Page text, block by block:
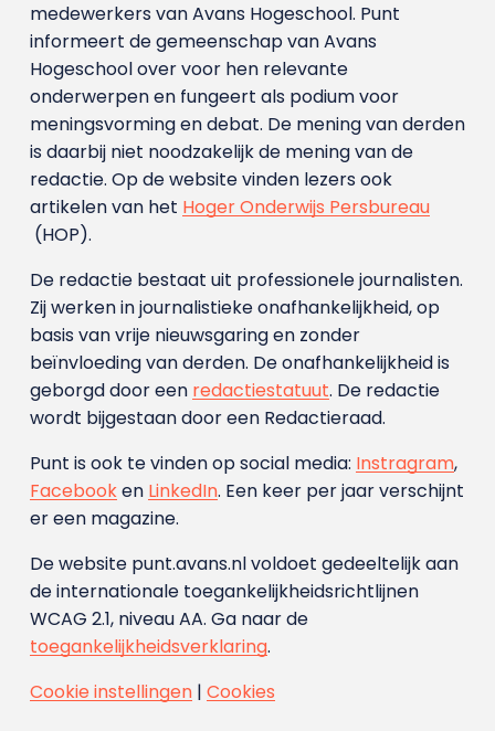
medewerkers van Avans Hoge­school. Punt
informeert de gemeenschap van Avans
Hogeschool over voor hen relevante
onderwerpen en fungeert als podium voor
meningsvorming en debat. De mening van derden
is daarbij niet noodzakelijk de mening van de
redactie. Op de website vinden lezers ook
artikelen van het Hoger Onderwijs Persbureau
(HOP).
De redactie bestaat uit professionele journalisten.
Zij werken in journalistieke onafhankelijkheid, op
basis van vrije nieuwsgaring en zonder
beïnvloeding van derden. De onafhankelijkheid is
geborgd door een redactiestatuut. De redactie
wordt bijgestaan door een Redactieraad.
Punt is ook te vinden op social media: Instragram,
Facebooken LinkedIn. Een keer per jaar verschijnt
er een magazine.
De website punt.avans.nl voldoet gedeeltelijk aan
de internationale toegankelijkheidsrichtlijnen
WCAG 2.1, niveau AA. Ga naar de
toegankelijkheidsverklaring.
Cookie instellingen| Cookies